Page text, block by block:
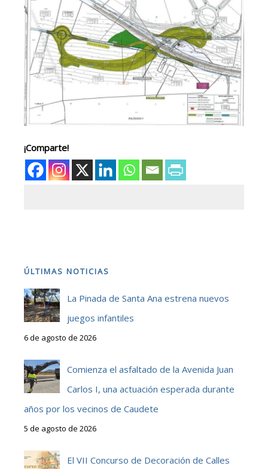
¡Comparte!
ÚLTIMAS NOTICIAS
La Pinada de Santa Ana estrena nuevos
juegos infantiles
6 de agosto de 2026
Comienza el asfaltado de la Avenida Juan
Carlos I, una actuación esperada durante
años por los vecinos de Caudete
5 de agosto de 2026
El VII Concurso de Decoración de Calles